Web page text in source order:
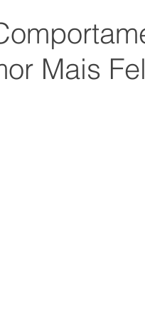
rh Carreira
Mais